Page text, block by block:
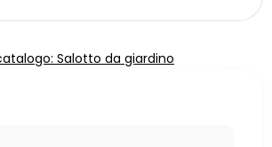
Salotto da giardino